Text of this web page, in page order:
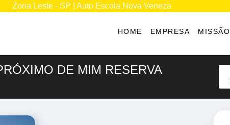
Zona Leste - SP | Auto Escola Nova Veneza
HOME EMPRESA MISSÃO
DE MIM RESERVA